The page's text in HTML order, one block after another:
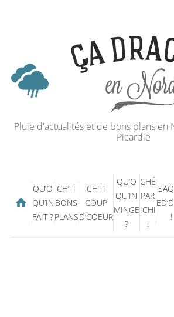
Pluie d'actualités et de bons plans en
Picardie
QU’O
QU’IN
FAIT ?
CH’TI
BONS
PLANS
CH’TI
COUP
D’COEUR
QU’O
QU’IN
MINGE
?
CHÉ
PAR
ICHI
!
!